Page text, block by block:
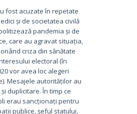
fost acuzate în repetate
și de societatea civilă
pandemia și de
care au agravat situația,
criza din sănătate
electoral (în
vor avea loc alegeri
Mesajele autorităților au
duplicitare. În timp ce
erau sancționați pentru
publice, șeful statului,